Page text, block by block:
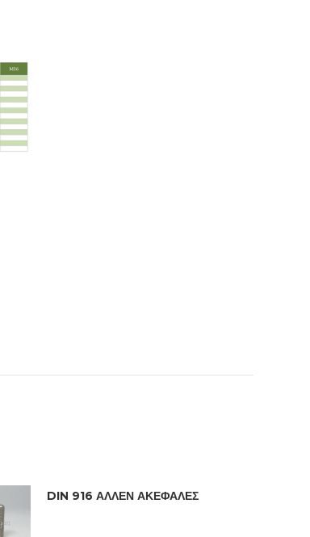
DIN 916 ΑΛΛΕΝ ΑΚΕΦΑΛΕΣ